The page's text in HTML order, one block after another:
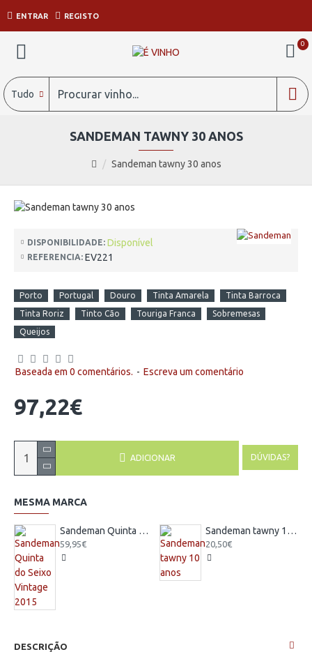
ENTRAR REGISTO
0
Tudo
Sandeman tawny 30 anos
SANDEMAN TAWNY 30 ANOS
DISPONIBILIDADE: Disponível
REFERENCIA: EV221
Porto Portugal Douro Tinta Amarela
Tinta Barroca
Tinta Roriz
Tinto Cão Touriga Franca
Sobremesas
Queijos
Baseada em 0 comentários. - Escreva um comentário
97,22€
ADICIONAR DÚVIDAS?
MESMA MARCA
Sandeman Quinta do Seixo Vintage 2015
59,95€
Sandeman tawny 10 anos
20,50€
DESCRIÇÃO